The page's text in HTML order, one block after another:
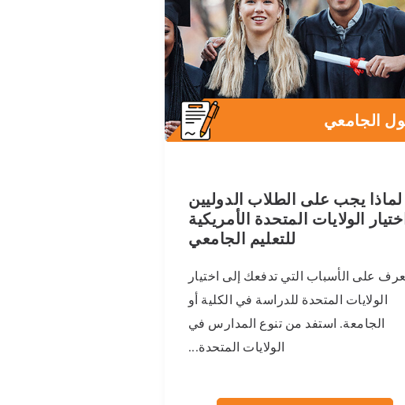
الجامعي
لماذا يجب على الطلاب الدوليين
الولايات المتحدة الأمريكية
للتعليم الجامعي
على الأسباب التي تدفعك إلى اختيار
الولايات المتحدة للدراسة في الكلية أو
الجامعة. استفد من تنوع المدارس في
الولايات المتحدة...